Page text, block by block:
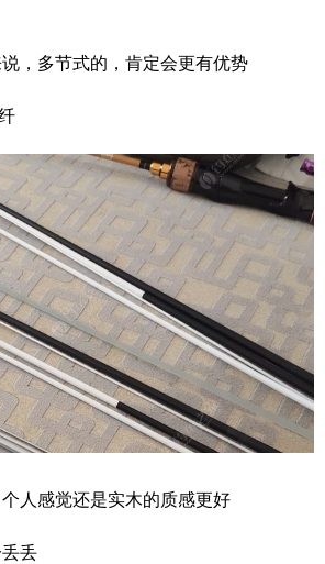
，多节式的，肯定会更有优势
人感觉还是实木的质感更好
丢